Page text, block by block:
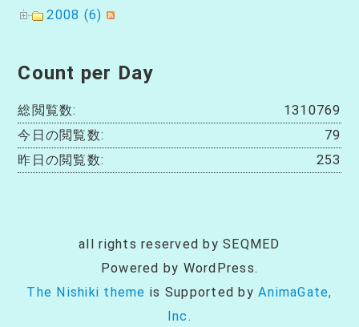
2008 (6)
Count per Day
1310769
総閲覧数:
79
今日の閲覧数:
253
昨日の閲覧数:
all rights reserved by SEQMED
Powered by WordPress.
The Nishiki theme is Supported byAnimaGate,
Inc.